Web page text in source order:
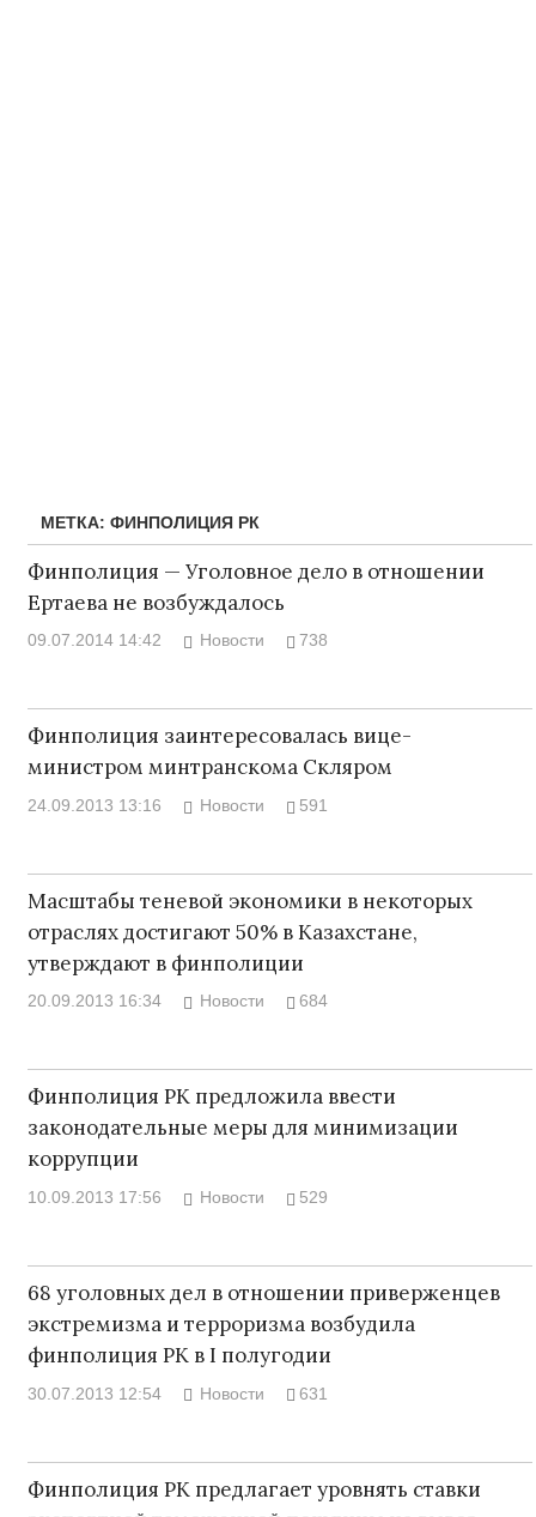
МЕТКА: ФИНПОЛИЦИЯ РК
Финполиция — Уголовное дело в отношении
Ертаева не возбуждалось
09.07.2014 14:42 Новости 738
Финполиция заинтересовалась вице-
министром минтранскома Скляром
24.09.2013 13:16 Новости 591
Масштабы теневой экономики в некоторых
отраслях достигают 50% в Казахстане,
утверждают в финполиции
20.09.2013 16:34 Новости 684
Финполиция РК предложила ввести
законодательные меры для минимизации
коррупции
10.09.2013 17:56 Новости 529
68 уголовных дел в отношении приверженцев
экстремизма и терроризма возбудила
финполиция РК в I полугодии
30.07.2013 12:54 Новости 631
Финполиция РК предлагает уровнять ставки